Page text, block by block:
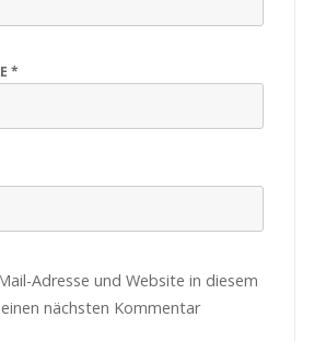
*
Adresse und Website in diesem
nächsten Kommentar